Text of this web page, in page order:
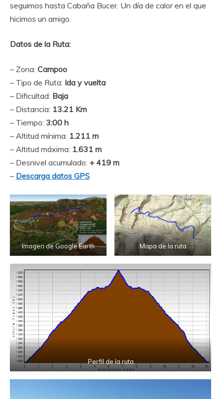
seguimos hasta Cabaña Bucer. Un día de calor en el que
hicimos un amigo.
Datos de la Ruta:
– Zona: Campoo
– Tipo de Ruta: Ida y vuelta
– Dificultad: Baja
– Distancia: 13.21 Km
– Tiempo: 3:00 h
– Altitud mínima: 1.211 m
– Altitud máxima: 1.631 m
– Desnivel acumulado: + 419 m
– Descarga datos GPS
Imagen de Google Earth Mapa de la ruta
Perfil de la ruta